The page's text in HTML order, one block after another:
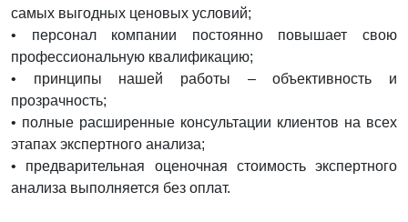
самых выгодных ценовых условий;
• персонал компании постоянно повышает свою
профессиональную квалификацию;
• принципы нашей работы – объективность и
прозрачность;
• полные расширенные консультации клиентов на всех
этапах экспертного анализа;
• предварительная оценочная стоимость экспертного
анализа выполняется без оплат.